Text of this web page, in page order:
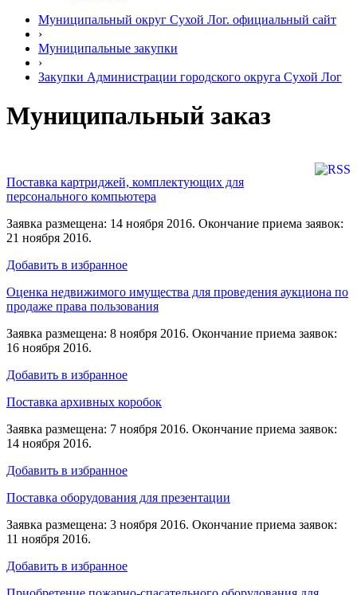
Муниципальный округ Сухой Лог. официальный сайт
›
Муниципальные закупки
›
Закупки Администрации городского округа Сухой Лог
Муниципальный заказ
Поставка картриджей, комплектующих для
персонального компьютера
Заявка размещена: 14 ноября 2016. Окончание приема заявок:
21 ноября 2016.
Добавить в избранное
Оценка недвижимого имущества для проведения аукциона по
продаже права пользования
Заявка размещена: 8 ноября 2016. Окончание приема заявок:
16 ноября 2016.
Добавить в избранное
Поставка архивных коробок
Заявка размещена: 7 ноября 2016. Окончание приема заявок:
14 ноября 2016.
Добавить в избранное
Поставка оборудования для презентации
Заявка размещена: 3 ноября 2016. Окончание приема заявок:
11 ноября 2016.
Добавить в избранное